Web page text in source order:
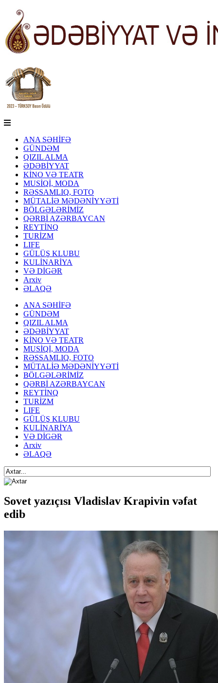
ANA SƏHİFƏ
GÜNDƏM
QIZIL ALMA
ƏDƏBİYYAT
KİNO VƏ TEATR
MUSİQİ, MODA
RƏSSAMLIQ, FOTO
MÜTALİƏ MƏDƏNİYYƏTİ
BÖLGƏLƏRİMİZ
QƏRBİ AZƏRBAYCAN
REYTİNQ
TURİZM
LIFE
GÜLÜŞ KLUBU
KULİNARİYA
VƏ DİGƏR
Arxiv
ƏLAQƏ
ANA SƏHİFƏ
GÜNDƏM
QIZIL ALMA
ƏDƏBİYYAT
KİNO VƏ TEATR
MUSİQİ, MODA
RƏSSAMLIQ, FOTO
MÜTALİƏ MƏDƏNİYYƏTİ
BÖLGƏLƏRİMİZ
QƏRBİ AZƏRBAYCAN
REYTİNQ
TURİZM
LIFE
GÜLÜŞ KLUBU
KULİNARİYA
VƏ DİGƏR
Arxiv
ƏLAQƏ
Sovet yazıçısı Vladislav Krapivin vəfat
edib